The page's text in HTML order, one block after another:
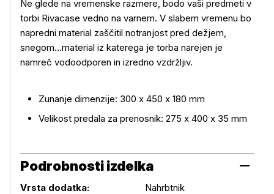
Ne glede na vremenske razmere, bodo vaši predmeti v
torbi Rivacase vedno na varnem. V slabem vremenu bo
napredni material zaščitil notranjost pred dežjem,
snegom...material iz katerega je torba narejen je
namreč vodoodporen in izredno vzdržljiv.
Zunanje dimenzije: 300 x 450 x 180 mm
Velikost predala za prenosnik: 275 x 400 x 35 mm
Podrobnosti izdelka
Vrsta dodatka:
Nahrbtnik